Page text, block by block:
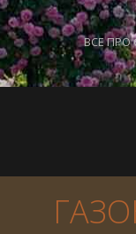
ВСЕ ПРО